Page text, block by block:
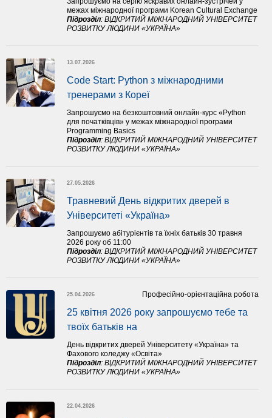
межах міжнародної програми Korean Cultural Exchange
Підрозділ: ВІДКРИТИЙ МІЖНАРОДНИЙ УНІВЕРСИТЕТ
РОЗВИТКУ ЛЮДИНИ «УКРАЇНА»
13.07.2026
Code Start: Python з міжнародними
тренерами з Кореї
Запрошуємо на безкоштовний онлайн-курс «Python
для початківців» у межах міжнародної програми
Programming Basics
Підрозділ: ВІДКРИТИЙ МІЖНАРОДНИЙ УНІВЕРСИТЕТ
РОЗВИТКУ ЛЮДИНИ «УКРАЇНА»
27.05.2026
Травневий День відкритих дверей в
Університеті «Україна»
Запрошуємо абітурієнтів та їхніх батьків 30 травня
2026 року об 11:00
Підрозділ: ВІДКРИТИЙ МІЖНАРОДНИЙ УНІВЕРСИТЕТ
РОЗВИТКУ ЛЮДИНИ «УКРАЇНА»
Професійно-орієнтаційна робота
25.04.2026
25 квітня 2026 року запрошуємо тебе та
твоїх батьків на
День відкритих дверей Університету «Україна» та
Фахового коледжу «Освіта»
Підрозділ: ВІДКРИТИЙ МІЖНАРОДНИЙ УНІВЕРСИТЕТ
РОЗВИТКУ ЛЮДИНИ «УКРАЇНА»
22.04.2026